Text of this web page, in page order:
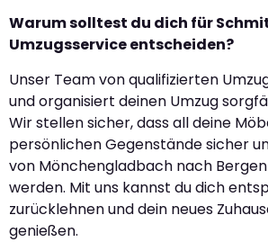
Warum solltest du dich für
Umzugsservice entscheiden?
Unser Team von qualifizierten
und organisiert deinen Umzug
Wir stellen sicher, dass all deine
persönlichen Gegenstände sicher
von Mönchengladbach nach
werden. Mit uns kannst du dich
zurücklehnen und dein neues
genießen.